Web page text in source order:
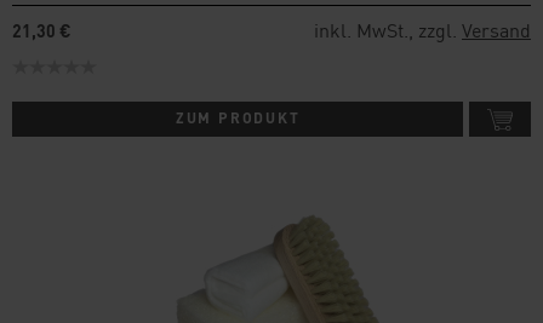
21,30 €
inkl. MwSt., zzgl. Versand
ZUM PRODUKT